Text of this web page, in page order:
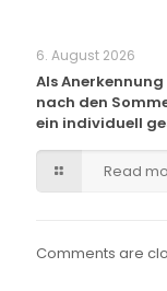
6. August 2026
Als
nach den
ein individuell
Read
Comments are